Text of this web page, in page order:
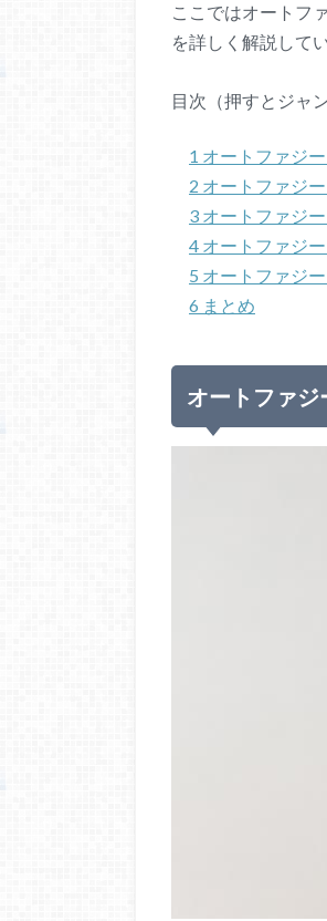
ここではオートフ
を詳しく解説して
目次（押すとジャ
1 オートファジ
2 オートファジ
3 オートファジ
4 オートファジ
5 オートファジ
6 まとめ
オートファジ